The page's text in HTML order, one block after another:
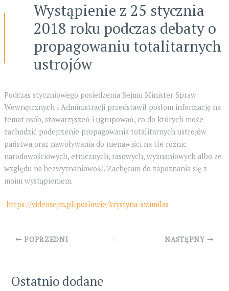
Wystąpienie z 25 stycznia
2018 roku podczas debaty o
propagowaniu totalitarnych
ustrojów
Podczas styczniowego posiedzenia Sejmu Minister Spraw
Wewnętrznych i Administracji przedstawił posłom informację na
temat osób, stowarzyszeń i ugrupowań, co do których może
zachodzić podejrzenie propagowania totalitarnych ustrojów
państwa oraz nawoływania do nienawiści na tle różnic
narodowościowych, etnicznych, rasowych, wyznaniowych albo ze
względu na bezwyznaniowość. Zachęcam do zapoznania się z
moim wystąpieniem.
https://videosejm.pl/poslowie/krystyna-szumilas
Post
POPRZEDNI NASTĘPNY
Ostatnio dodane